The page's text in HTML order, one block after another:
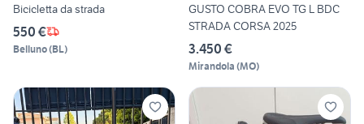
Bicicletta da strada
550 €
Belluno(BL)
GUSTO COBRA EVO TG L BDC
STRADA CORSA 2025
3.450 €
Mirandola (MO)